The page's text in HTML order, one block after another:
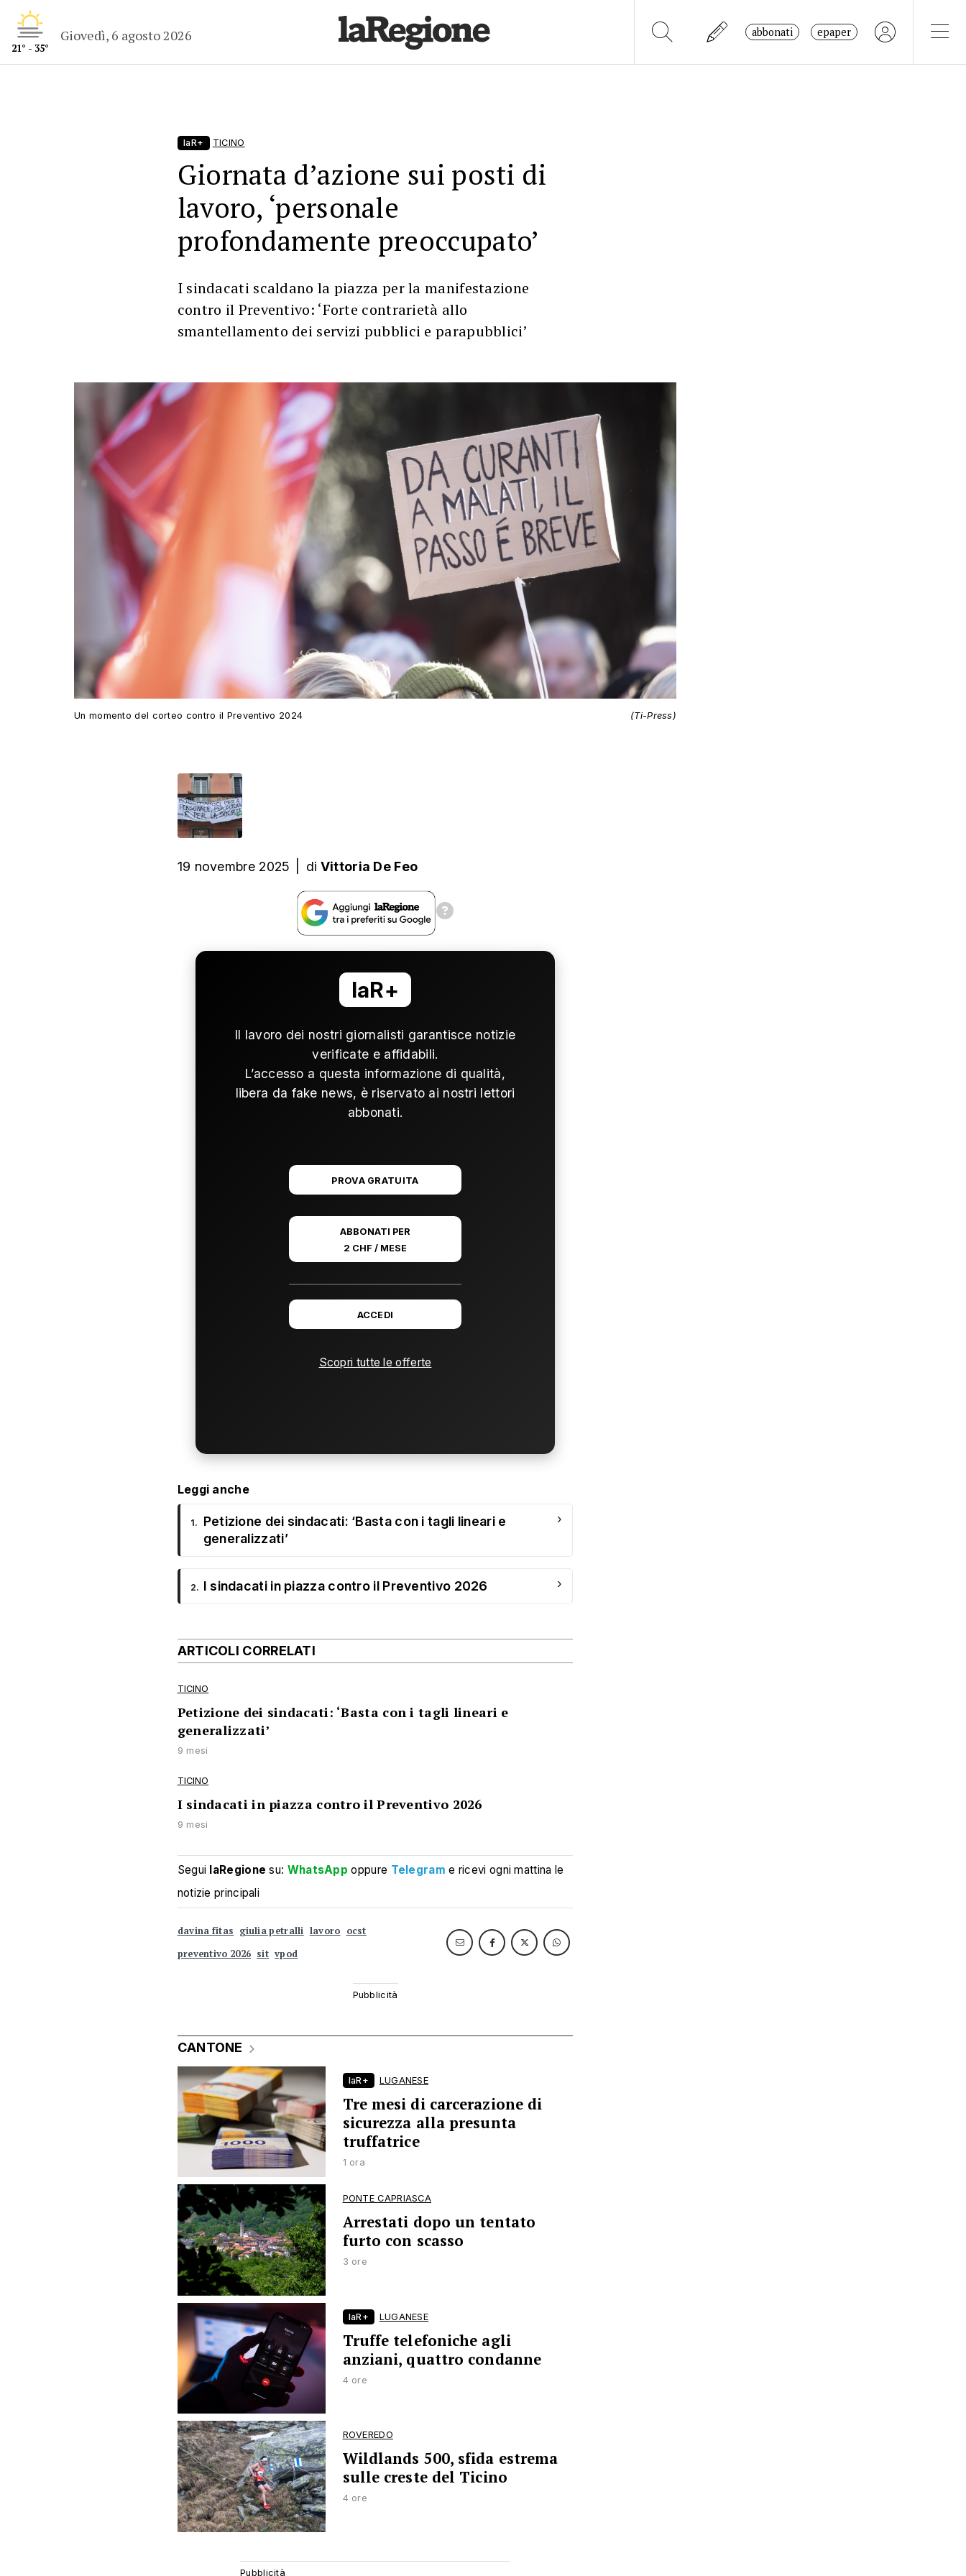
21° - 35°
Giovedì, 6 agosto 2026 abbonati epaper
laR+ TICINO
Giornata d’azione sui posti di
lavoro, ‘personale
profondamente preoccupato’
I sindacati scaldano la piazza per la manifestazione
contro il Preventivo: ‘Forte contrarietà allo
smantellamento dei servizi pubblici e parapubblici’
Un momento del corteo contro il Preventivo 2024 (Ti-Press)
19 novembre 2025 di Vittoria De Feo
laR+
Il lavoro dei nostri giornalisti garantisce notizie
verificate e affidabili.
L’accesso a questa informazione di qualità,
libera da fake news, è riservato ai nostri lettori
abbonati.
PROVA GRATUITA
ABBONATI PER
2 CHF / MESE
ACCEDI
Scopri tutte le offerte
Leggi anche
1.
Petizione dei sindacati: ‘Basta con i tagli lineari e
generalizzati’
›
2. I sindacati in piazza contro il Preventivo 2026 ›
ARTICOLI CORRELATI
TICINO
Petizione dei sindacati: ‘Basta con i tagli lineari e
generalizzati’
9 mesi
TICINO
I sindacati in piazza contro il Preventivo 2026
9 mesi
Segui laRegione su: WhatsApp oppure Telegram e ricevi ogni mattina le
notizie principali
davina fitas giulia petralli lavoro ocst
preventivo 2026 sit vpod
CANTONE
laR+ LUGANESE
Tre mesi di carcerazione di
sicurezza alla presunta
truffatrice
1 ora
PONTE CAPRIASCA
Arrestati dopo un tentato
furto con scasso
3 ore
laR+ LUGANESE
Truffe telefoniche agli
anziani, quattro condanne
4 ore
ROVEREDO
Wildlands 500, sfida estrema
sulle creste del Ticino
4 ore